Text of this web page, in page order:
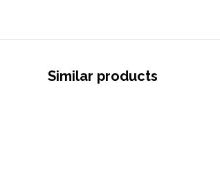
Similar products